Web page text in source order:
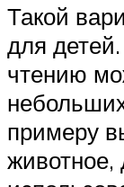
Такой
для
чтению
примеру